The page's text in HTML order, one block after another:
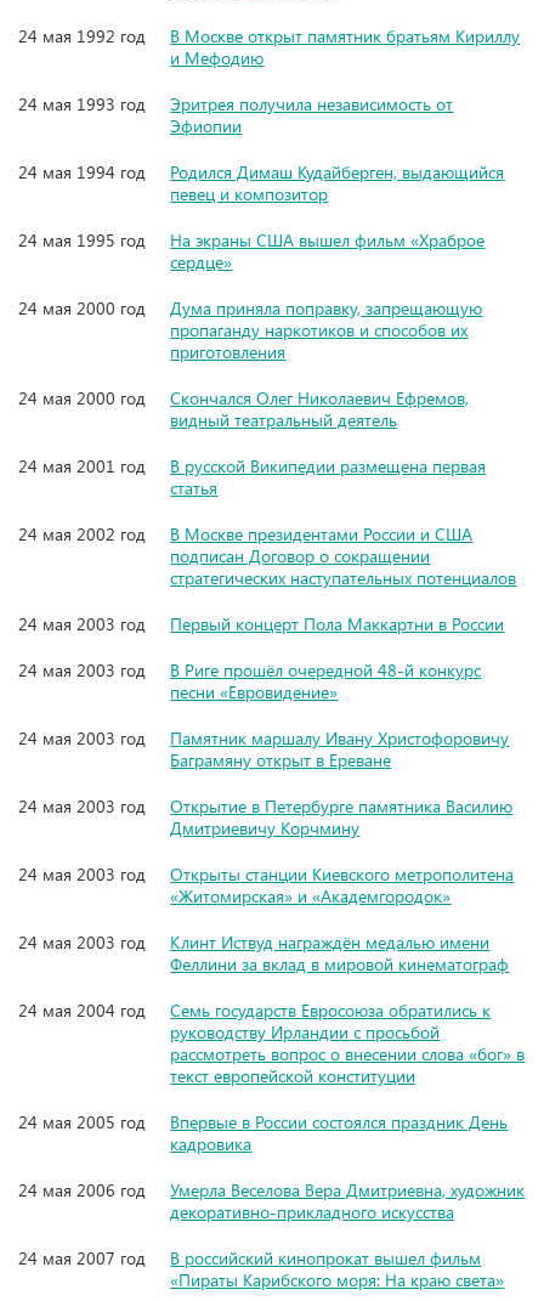
24 мая 1992 год
В Москве открыт памятник братьям Кириллу
и Мефодию
24 мая 1993 год
Эритрея получила независимость от
Эфиопии
24 мая 1994 год
Родился Димаш Кудайберген, выдающийся
певец и композитор
24 мая 1995 год
На экраны США вышел фильм «Храброе
сердце»
24 мая 2000 год
Дума приняла поправку, запрещающую
пропаганду наркотиков и способов их
приготовления
24 мая 2000 год
Скончался Олег Николаевич Ефремов,
видный театральный деятель
24 мая 2001 год
В русской Википедии размещена первая
статья
24 мая 2002 год
В Москве президентами России и США
подписан Договор о сокращении
стратегических наступательных потенциалов
24 мая 2003 год
Первый концерт Пола Маккартни в России
24 мая 2003 год
В Риге прошёл очередной 48-й конкурс
песни «Евровидение»
24 мая 2003 год
Памятник маршалу Ивану Христофоровичу
Баграмяну открыт в Ереване
24 мая 2003 год
Открытие в Петербурге памятника Василию
Дмитриевичу Корчмину
24 мая 2003 год
Открыты станции Киевского метрополитена
«Житомирская» и «Академгородок»
24 мая 2003 год
Клинт Иствуд награждён медалью имени
Феллини за вклад в мировой кинематограф
24 мая 2004 год
Семь государств Евросоюза обратились к
руководству Ирландии с просьбой
рассмотреть вопрос о внесении слова «бог» в
текст европейской конституции
24 мая 2005 год
Впервые в России состоялся праздник День
кадровика
24 мая 2006 год
Умерла Веселова Вера Дмитриевна, художник
декоративно-прикладного искусства
24 мая 2007 год
В российский кинопрокат вышел фильм
«Пираты Карибского моря: На краю света»